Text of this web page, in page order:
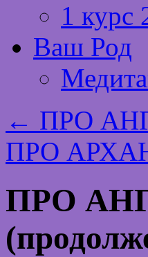
1 курс
Ваш Род
← ПРО
ПРО
ПРО